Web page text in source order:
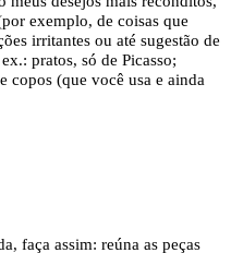
exemplo, de coisas que
irritantes ou até sugestão de
pratos, só de Picasso;
copos (que você usa e ainda
faça assim: reúna as peças